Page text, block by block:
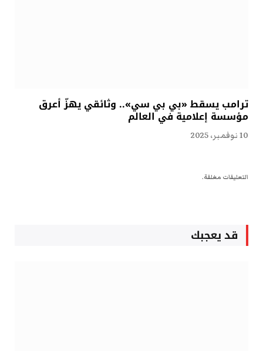
ترامب يسقط «بي بي سي».. وثائقي يهزّ أعرق
مؤسسة إعلامية في العالم
10 نوفمبر، 2025
التعليقات مغلقة.
قد يعجبك